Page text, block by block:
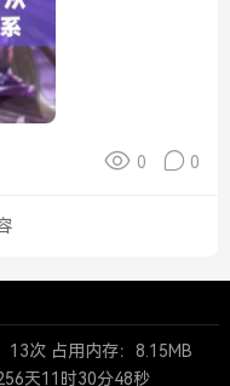
0 0
13次 占用内存：8.15MB
天11时30分49秒